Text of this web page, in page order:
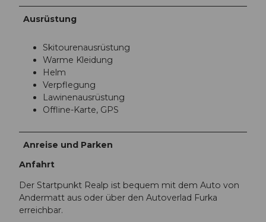
Ausrüstung
Skitourenausrüstung
Warme Kleidung
Helm
Verpflegung
Lawinenausrüstung
Offline-Karte, GPS
Anreise und Parken
Anfahrt
Der Startpunkt Realp ist bequem mit dem Auto von
Andermatt aus oder über den Autoverlad Furka
erreichbar.